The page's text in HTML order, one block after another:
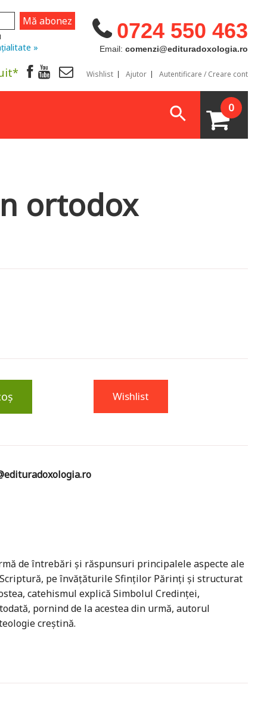
0724 550 463
Email: comenzi@edituradoxologia.ro
»
Wishlist Ajutor Autentificare / Creare cont
0
ortodox
Wishlist
de întrebări şi răspunsuri principalele aspecte ale
pe învăţăturile Sfinţilor Părinţi şi structurat
catehismul explică Simbolul Credinţei,
pornind de la acestea din urmă, autorul
creştină.